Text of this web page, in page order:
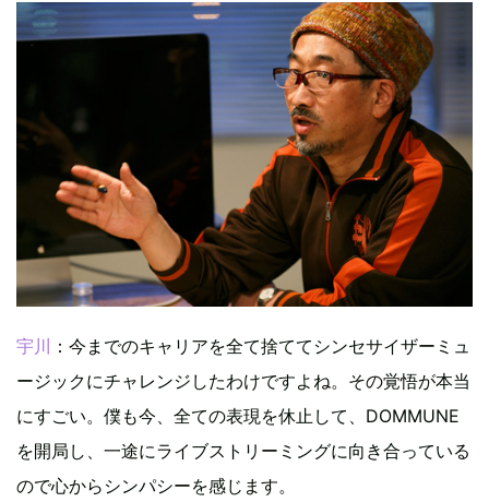
宇川 ：今までのキャリアを全て捨ててシンセサイザーミュ
ージックにチャレンジしたわけですよね。その覚悟が本当
にすごい。僕も今、全ての表現を休止して、DOMMUNE
を開局し、一途にライブストリーミングに向き合っている
ので心からシンパシーを感じます。